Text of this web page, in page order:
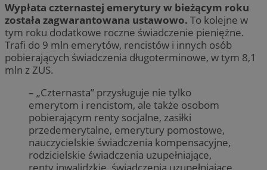
Wypłata czternastej emerytury w bieżącym roku
została zagwarantowana ustawowo. To kolejne w
tym roku dodatkowe roczne świadczenie pieniężne.
Trafi do 9 mln emerytów, rencistów i innych osób
pobierających świadczenia długoterminowe, w tym 8,1
mln z ZUS.
– „Czternasta” przysługuje nie tylko
emerytom i rencistom, ale także osobom
pobierającym renty socjalne, zasiłki
przedemerytalne, emerytury pomostowe,
nauczycielskie świadczenia kompensacyjne,
rodzicielskie świadczenia uzupełniające,